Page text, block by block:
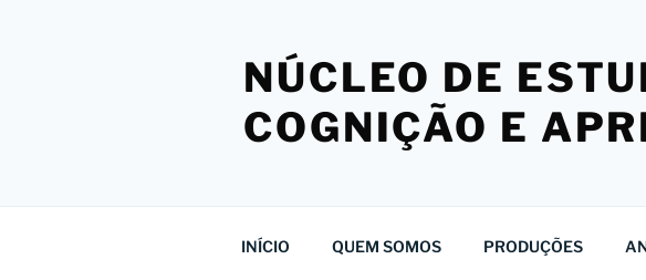
NÚCLEO DE
COGNIÇÃO E
INÍCIO QUEM SOMOS PRODUÇÕES